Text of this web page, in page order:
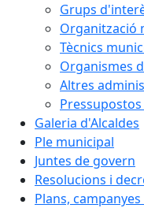
Grups
Organització
Tècnics
Organismes
Altres
Galeria d'Alcaldes
Ple municipal
Juntes de govern
Resolucions i
Plans,